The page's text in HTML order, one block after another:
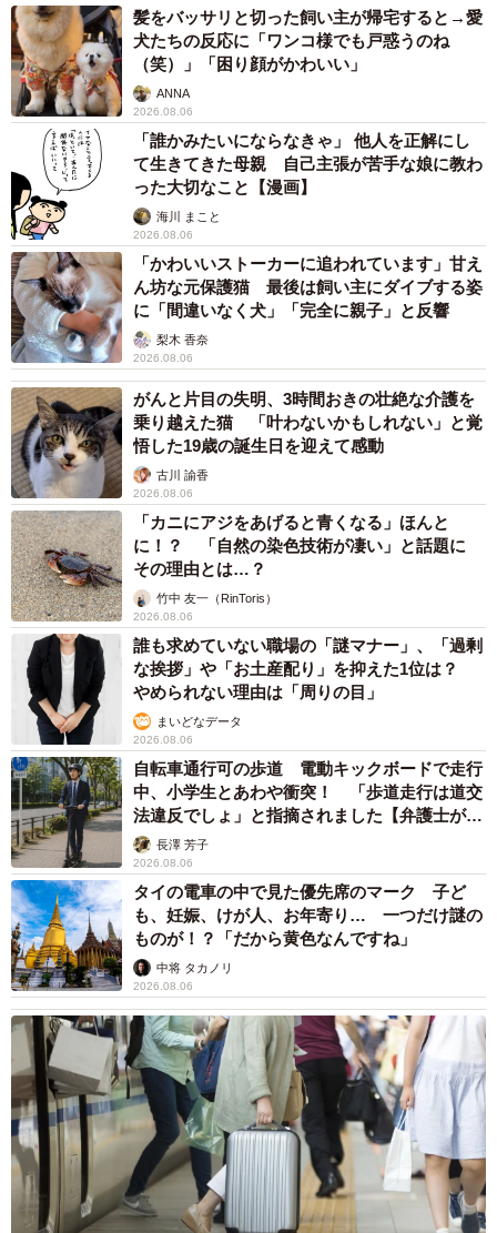
髪をバッサリと切った飼い主が帰宅すると→愛
犬たちの反応に「ワンコ様でも戸惑うのね
（笑）」「困り顔がかわいい」
ANNA
2026.08.06
「誰かみたいにならなきゃ」 他人を正解にし
て生きてきた母親 自己主張が苦手な娘に教わ
った大切なこと【漫画】
海川 まこと
2026.08.06
「かわいいストーカーに追われています」甘え
ん坊な元保護猫 最後は飼い主にダイブする姿
に「間違いなく犬」「完全に親子」と反響
梨木 香奈
2026.08.06
がんと片目の失明、3時間おきの壮絶な介護を
乗り越えた猫 「叶わないかもしれない」と覚
悟した19歳の誕生日を迎えて感動
古川 諭香
2026.08.06
「カニにアジをあげると青くなる」ほんと
に！？ 「自然の染色技術が凄い」と話題に
その理由とは…？
竹中 友一（RinToris）
2026.08.06
誰も求めていない職場の「謎マナー」、「過剰
な挨拶」や「お土産配り」を抑えた1位は？
やめられない理由は「周りの目」
まいどなデータ
2026.08.06
自転車通行可の歩道 電動キックボードで走行
中、小学生とあわや衝突！ 「歩道走行は道交
法違反でしょ」と指摘されました【弁護士が解
説】長澤 芳子
2026.08.06
タイの電車の中で見た優先席のマーク 子ど
も、妊娠、けが人、お年寄り… 一つだけ謎の
ものが！？「だから黄色なんですね」
中将 タカノリ
2026.08.06